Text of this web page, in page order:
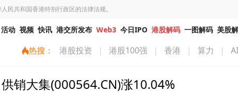
民共和国香港特别行政区的法律法规。
活动 视频 快讯 港交所发布 Web3 今日IPO 港股解码 一图解码 美股
热搜： 港股投资 | 港股100强 | 香港 | 算力 | AI
销大集(000564.CN)涨10.04%